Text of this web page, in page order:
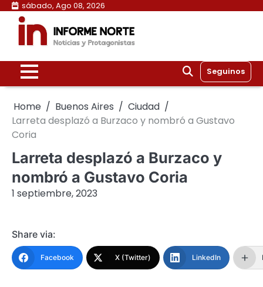
Skip
content
sábado, Ago 08, 2026
Seguinos
Home Buenos Aires
Ciudad
Larreta desplazó a Burzaco y nombró a Gustavo
Coria
Larreta desplazó a Burzaco y
nombró a Gustavo Coria
1 septiembre, 2023
Share via:
Facebook X (Twitter) LinkedIn